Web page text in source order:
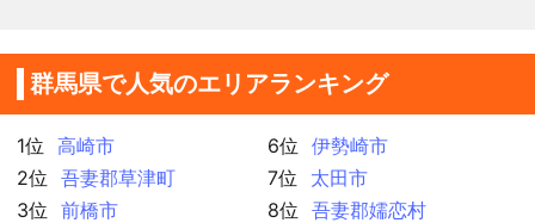
群馬県で人気のエリアランキング
1位
高崎市
2位
吾妻郡草津町
3位
前橋市
6位
伊勢崎市
7位
太田市
8位
吾妻郡嬬恋村